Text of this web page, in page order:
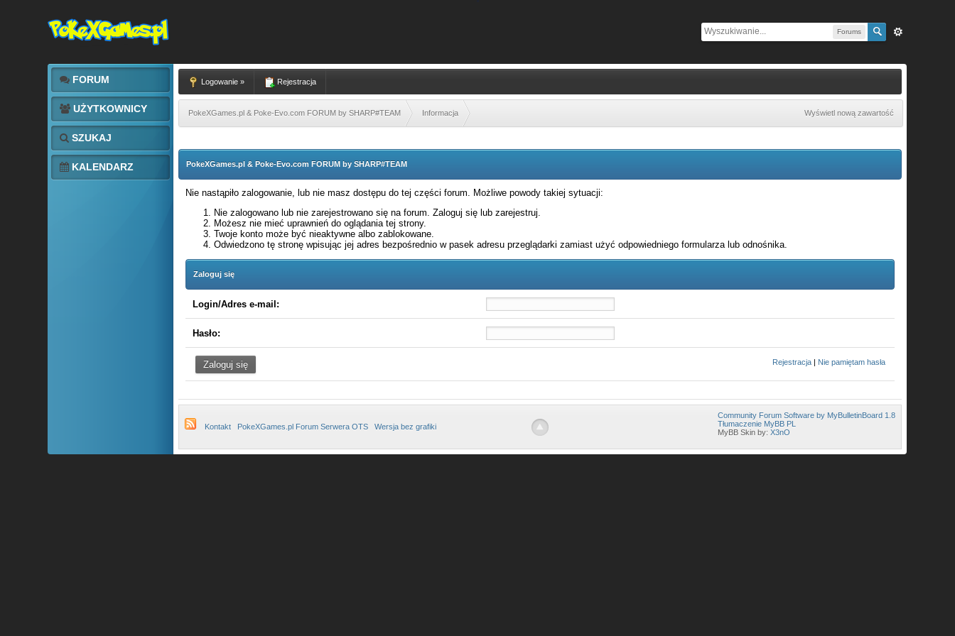
Forums
FORUM
UŻYTKOWNICY
SZUKAJ
KALENDARZ
Logowanie » Rejestracja
PokeXGames.pl & Poke-Evo.com FORUM by SHARP#TEAM Informacja Wyświetl nową zawartość
PokeXGames.pl & Poke-Evo.com FORUM by SHARP#TEAM
Nie nastąpiło zalogowanie, lub nie masz dostępu do tej części forum. Możliwe powody takiej sytuacji:
Nie zalogowano lub nie zarejestrowano się na forum. Zaloguj się lub zarejestruj.
Możesz nie mieć uprawnień do oglądania tej strony.
Twoje konto może być nieaktywne albo zablokowane.
Odwiedzono tę stronę wpisując jej adres bezpośrednio w pasek adresu przeglądarki zamiast użyć odpowiedniego formularza lub odnośnika.
Zaloguj się
Login/Adres e-mail:
Hasło:
Rejestracja | Nie pamiętam hasła
Kontakt PokeXGames.pl Forum Serwera OTS Wersja bez grafiki
Community Forum Software by MyBulletinBoard 1.8
Tłumaczenie MyBB PL
MyBB Skin by:X3nO